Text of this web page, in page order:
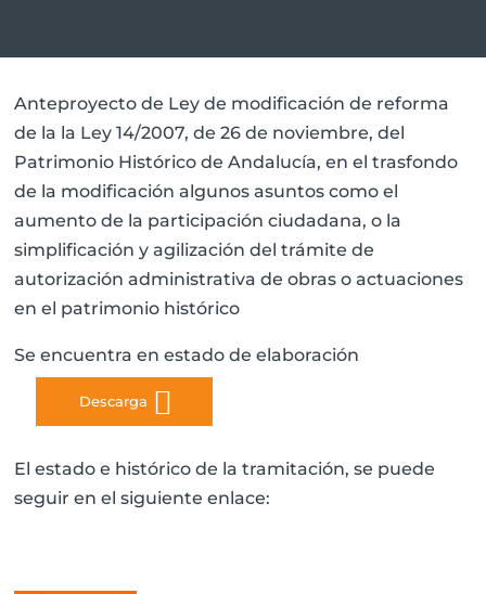
Anteproyecto de Ley de modificación de reforma
de la la Ley 14/2007, de 26 de noviembre, del
Patrimonio Histórico de Andalucía, en el trasfondo
de la modificación algunos asuntos como el
aumento de la participación ciudadana, o la
simplificación y agilización del trámite de
autorización administrativa de obras o actuaciones
en el patrimonio histórico
Se encuentra en estado de elaboración
Descarga
El estado e histórico de la tramitación, se puede
seguir en el siguiente enlace: